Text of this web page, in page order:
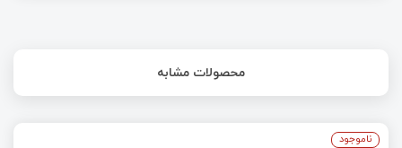
محصولات مشابه
ناموجود